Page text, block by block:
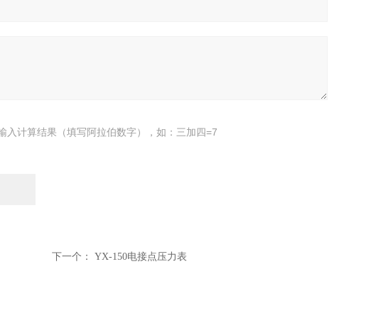
入计算结果（填写阿拉伯数字），如：三加四=7
下一个： YX-150电接点压力表